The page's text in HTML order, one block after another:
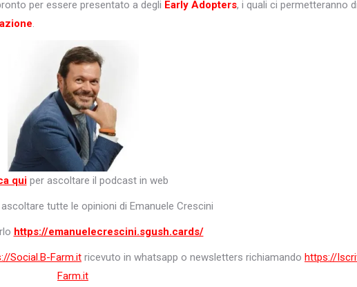
per essere presentato a degli Early Adopters, i quali ci permetteranno
qui per ascoltare il podcast in web
tutte le opinioni di Emanuele Crescini
https://emanuelecrescini.sgush.cards/
Social.B-Farm.it ricevuto in whatsapp o newsletters richiamando https://
Farm.it